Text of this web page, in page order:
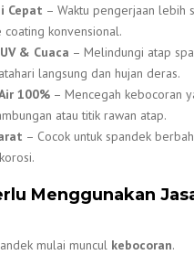
Cepat – Waktu pengerjaan lebih
konvensional.
& Cuaca – Melindungi atap
langsung dan hujan deras.
100% – Mencegah kebocoran
atau titik rawan atap.
– Cocok untuk spandek
Menggunakan
mulai muncul kebocoran.